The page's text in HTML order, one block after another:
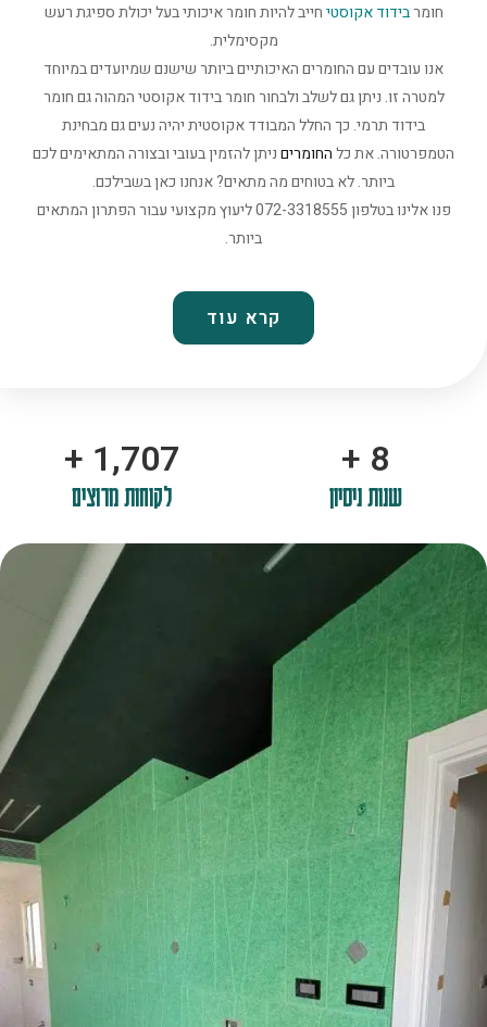
חומרבידוד אקוסטיחייב להיות חומר איכותי בעל יכולת ספיגת רעש
מקסימלית.
אנו עובדים עם החומרים האיכותיים ביותר שישנם שמיועדים במיוחד
למטרה זו. ניתן גם לשלב ולבחור חומר בידוד אקוסטי המהוה גם חומר
בידוד תרמי. כך החלל המבודד אקוסטית יהיה נעים גם מבחינת
הטמפרטורה. את כלהחומריםניתן להזמין בעובי ובצורה המתאימים לכם
ביותר. לא בטוחים מה מתאים? אנחנו כאן בשבילכם.
פנו אלינו בטלפון 072-3318555 ליעוץ מקצועי עבור הפתרון המתאים
ביותר.
קרא עוד
10
+
שנות ניסיון
2,100
+
לקוחות מרוצים